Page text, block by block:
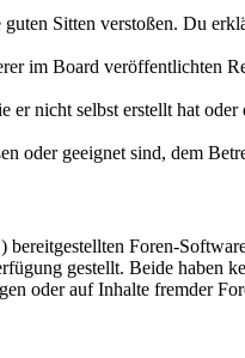
Sitten verstoßen. Du
im Board veröffentlichten
nicht selbst erstellt hat
oder geeignet sind, dem
bereitgestellten Foren-
gestellt. Beide haben
oder auf Inhalte fremder